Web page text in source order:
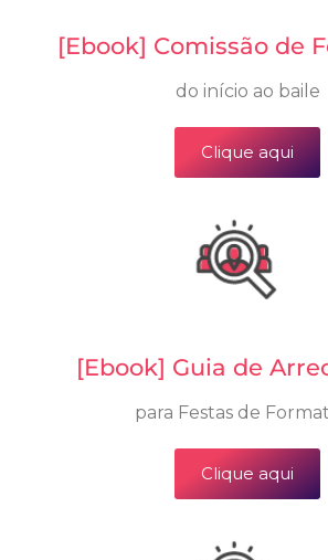
[Ebook] Comissão de
do início ao baile
Clique aqui
[Ebook] Guia de
para Festas de
Clique aqui